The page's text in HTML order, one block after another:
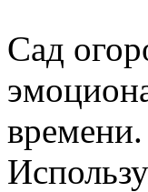
Сад
времени.